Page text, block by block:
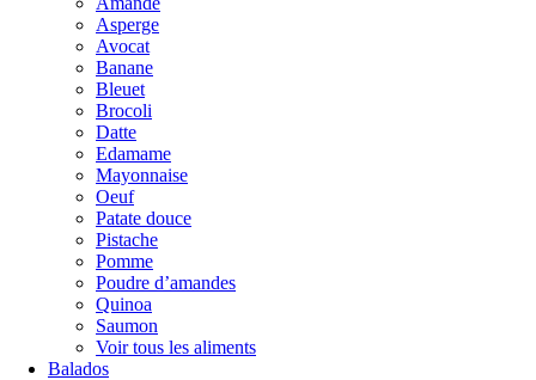
Asperge
Avocat
Banane
Bleuet
Brocoli
Datte
Edamame
Mayonnaise
Oeuf
Patate douce
Pistache
Pomme
Poudre d’amandes
Quinoa
Saumon
Voir tous les aliments
Balados